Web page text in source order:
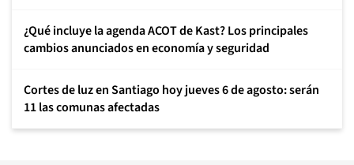
¿Qué incluye la agenda ACOT de Kast? Los principales
cambios anunciados en economía y seguridad
Cortes de luz en Santiago hoy jueves 6 de agosto: serán
11 las comunas afectadas